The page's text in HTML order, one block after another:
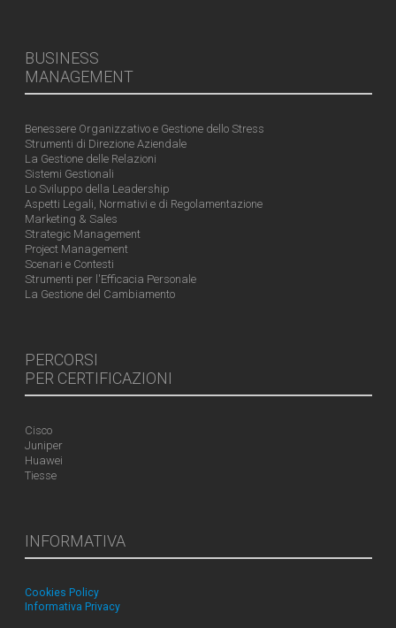
BUSINESS
MANAGEMENT
Benessere Organizzativo e Gestione dello Stress
Strumenti di Direzione Aziendale
La Gestione delle Relazioni
Sistemi Gestionali
Lo Sviluppo della Leadership
Aspetti Legali, Normativi e di Regolamentazione
Marketing & Sales
Strategic Management
Project Management
Scenari e Contesti
Strumenti per l'Efficacia Personale
La Gestione del Cambiamento
PERCORSI
PER CERTIFICAZIONI
Cisco
Juniper
Huawei
Tiesse
INFORMATIVA
Cookies Policy
Informativa Privacy